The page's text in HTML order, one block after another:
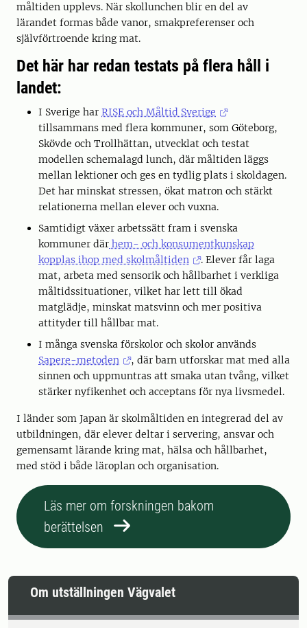
måltiden upplevs. När skollunchen blir en del av
lärandet formas både vanor, smakpreferenser och
självförtroende kring mat.
Det här har redan testats på flera håll i
landet:
I Sverige har RISE och Måltid Sverige
tillsammans med flera kommuner, som Göteborg,
Skövde och Trollhättan, utvecklat och testat
modellen schemalagd lunch, där måltiden läggs
mellan lektioner och ges en tydlig plats i skoldagen.
Det har minskat stressen, ökat matron och stärkt
relationerna mellan elever och vuxna.
Samtidigt växer arbetssätt fram i svenska
kommuner där hem- och konsumentkunskap
kopplas ihop med skolmåltiden
. Elever får laga
mat, arbeta med sensorik och hållbarhet i verkliga
måltidssituationer, vilket har lett till ökad
matglädje, minskat matsvinn och mer positiva
attityder till hållbar mat.
I många svenska förskolor och skolor används
Sapere-metoden
, där barn utforskar mat med alla
sinnen och uppmuntras att smaka utan tvång, vilket
stärker nyfikenhet och acceptans för nya livsmedel.
I länder som Japan är skolmåltiden en integrerad del av
utbildningen, där elever deltar i servering, ansvar och
gemensamt lärande kring mat, hälsa och hållbarhet,
med stöd i både läroplan och organisation.
Läs mer om forskningen bakom
berättelsen
Om utställningen Vägvalet